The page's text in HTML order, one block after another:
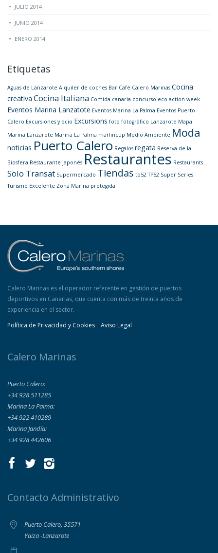
JULIO 2014
JUNIO 2014
ENERO 2014
Etiquetas
Aguas de Lanzarote Alquiler de coches Bar Café Calero Marinas Cocina
creativa Cocina Italiana Comida canaria concurso eco action week
Eventos Marina Lanzatote Eventos Marina La Palma Eventos Puerto
Calero Excursiones y ocio Excursions foto fotográfico Lanzarote Mapa
Marina Lanzarote Marina La Palma marlincup Medio Ambiente Moda
noticias Puerto Calero Regalos regata Reserva de la
Biosfera Restaurante japonés Restaurantes Restaurants
Solo Transat Supermercado Tiendas tp52 TP52 Super Series
Turismo Excelente Zona Marina protegida
Calero Marinas es el operador referente en gestión de puertos
deportivos en Canarias, que cuenta con más de treinta años de
experiencia en el sector.
Política de Privacidad y Cookies
Aviso Legal
Calero Marinas
Puerto Calero:
+34 928 511285
Marina La Palma:
+34 922 410289
Marina Jandía:
+34 928 442606
Contacto Administrativo
Puerto Calero, 35571
Yaiza -Lanzarote